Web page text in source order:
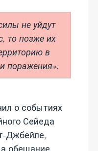
не уйдут
то позже их
в
поражения».
о событиях
Сейеда